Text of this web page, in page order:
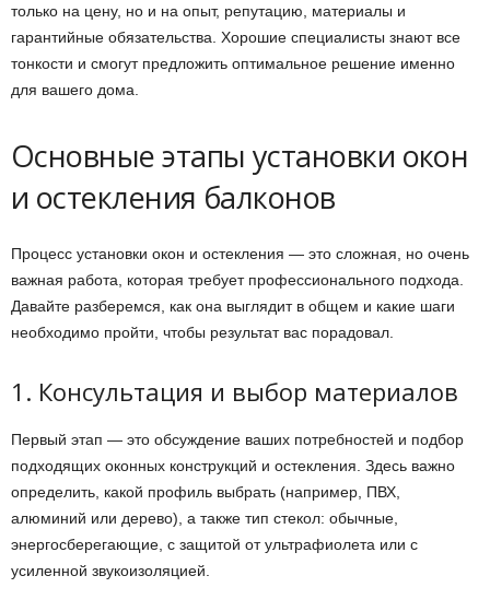
только на цену, но и на опыт, репутацию, материалы и
гарантийные обязательства. Хорошие специалисты знают все
тонкости и смогут предложить оптимальное решение именно
для вашего дома.
Основные этапы установки окон
и остекления балконов
Процесс установки окон и остекления — это сложная, но очень
важная работа, которая требует профессионального подхода.
Давайте разберемся, как она выглядит в общем и какие шаги
необходимо пройти, чтобы результат вас порадовал.
1. Консультация и выбор материалов
Первый этап — это обсуждение ваших потребностей и подбор
подходящих оконных конструкций и остекления. Здесь важно
определить, какой профиль выбрать (например, ПВХ,
алюминий или дерево), а также тип стекол: обычные,
энергосберегающие, с защитой от ультрафиолета или с
усиленной звукоизоляцией.